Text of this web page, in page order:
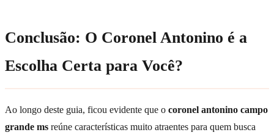
Conclusão: O Coronel Antonino é a
Escolha Certa para Você?
Ao longo deste guia, ficou evidente que o coronel antonino campo
grande ms reúne características muito atraentes para quem busca